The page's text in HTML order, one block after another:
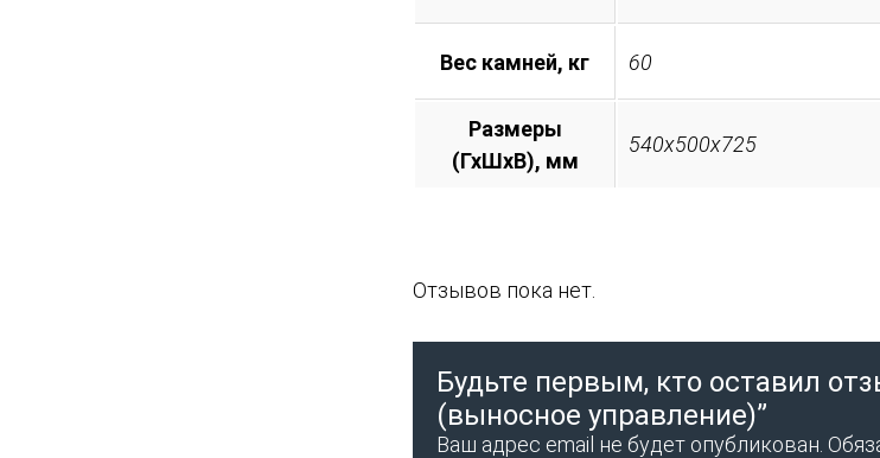
Вес камней, кг 60
Размеры
(ГхШхВ), мм
540x500x725
Отзывов пока нет.
Будьте первым, кто оставил
(выносное управление)”
Ваш адрес email не будет опубликован.